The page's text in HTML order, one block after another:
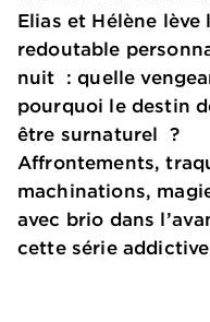
Elias et Hélène lève
redoutable
nuit : quelle
pourquoi le destin
être surnaturel ?
Affrontements,
machinations,
avec brio dans
cette série